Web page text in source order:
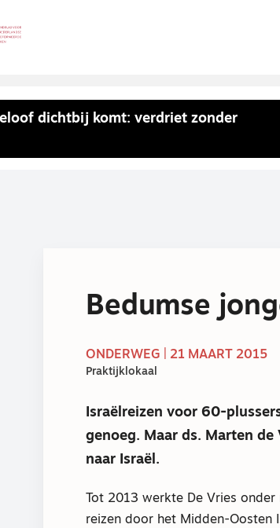
dichtbij komt: verdriet zonder
Bedumse
ONDERWEG | 21 MAART 2015
Praktijklokaal
Israëlreizen voor 60-
genoeg. Maar ds. Marten
naar Israël.
Tot 2013 werkte De Vries
reizen door het Midden-Oosten